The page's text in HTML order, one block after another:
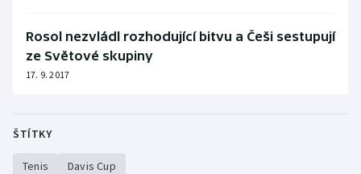
Rosol nezvládl rozhodující bitvu a Češi sestupují
ze Světové skupiny
17. 9. 2017
ŠTÍTKY
Tenis Davis Cup